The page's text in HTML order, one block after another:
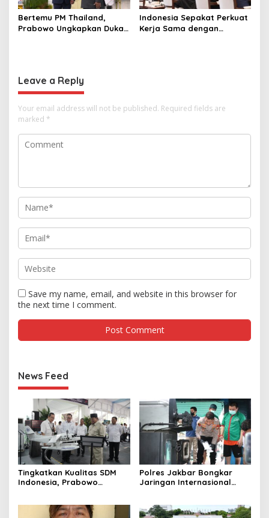
Bertemu PM Thailand,
Prabowo Ungkapkan Duka
Indonesia Sepakat Perkuat
Kerja Sama dengan
Leave a Reply
Your email address will not be published. Required fields are
marked *
Save my name, email, and website in this browser for
the next time I comment.
News Feed
Tingkatkan Kualitas SDM
Indonesia, Prabowo
Terbaik Dunia
Polres Jakbar Bongkar
Jaringan Internasional
Diringkus dan Barang Bukti